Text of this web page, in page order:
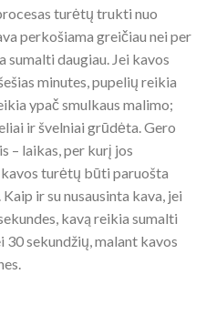
turėtų trukti nuo
perkošiama greičiau nei per
sumalti daugiau. Jei kavos
minutes, pupelių reikia
ypač smulkaus malimo;
ir švelniai grūdėta. Gero
– laikas, per kurį jos
kavos turėtų būti paruošta
ir su nusausinta kava, jei
kavą reikia sumalti
30 sekundžių, malant kavos